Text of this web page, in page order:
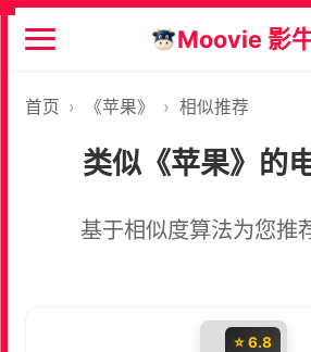
Moovie 影
首页 › 《苹果》 › 相似推荐
类似《苹果》的
基于相似度算法为您推
⭐ 6.8